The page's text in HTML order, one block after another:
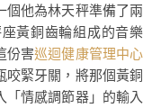
個他為林天秤準備了兩
黃銅齒輪組成的音樂
份害巡迴健康管理中心
咬緊牙關，將那個黃銅
情感調節器」的輸入